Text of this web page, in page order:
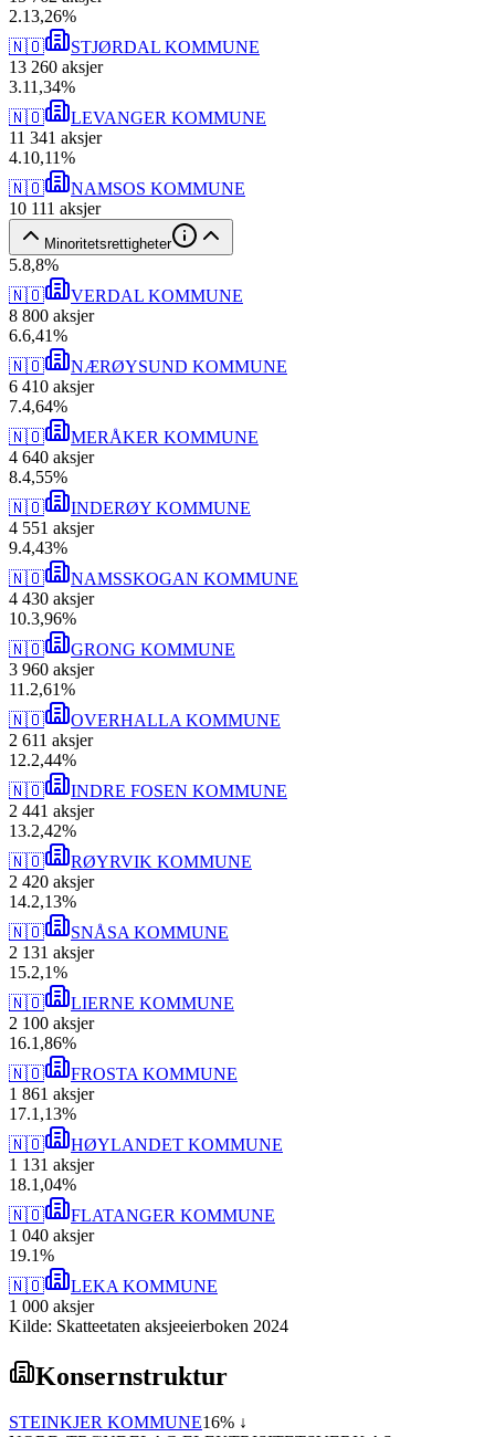
2.13,26%
🇳🇴
STJØRDAL KOMMUNE
13 260 aksjer
3.11,34%
🇳🇴
LEVANGER KOMMUNE
11 341 aksjer
4.10,11%
🇳🇴
NAMSOS KOMMUNE
10 111 aksjer
Minoritetsrettigheter
5.8,8%
🇳🇴
VERDAL KOMMUNE
8 800 aksjer
6.6,41%
🇳🇴
NÆRØYSUND KOMMUNE
6 410 aksjer
7.4,64%
🇳🇴
MERÅKER KOMMUNE
4 640 aksjer
8.4,55%
🇳🇴
INDERØY KOMMUNE
4 551 aksjer
9.4,43%
🇳🇴
NAMSSKOGAN KOMMUNE
4 430 aksjer
10.3,96%
🇳🇴
GRONG KOMMUNE
3 960 aksjer
11 .2,61%
🇳🇴
OVERHALLA KOMMUNE
2 611 aksjer
12.2,44%
🇳🇴
INDRE FOSEN KOMMUNE
2 441 aksjer
13.2,42%
🇳🇴
RØYRVIK KOMMUNE
2 420 aksjer
14.2,13%
🇳🇴
SNÅSA KOMMUNE
2 131 aksjer
15.2,1%
🇳🇴
LIERNE KOMMUNE
2 100 aksjer
16.1,86%
🇳🇴
FROSTA KOMMUNE
1 861 aksjer
17.1,13%
🇳🇴
HØYLANDET KOMMUNE
1 131 aksjer
18.1,04%
🇳🇴
FLATANGER KOMMUNE
1 040 aksjer
19.1%
🇳🇴
LEKA KOMMUNE
1 000 aksjer
Kilde: Skatteetaten aksjeeierboken 2024
Konsernstruktur
STEINKJER KOMMUNE16% ↓